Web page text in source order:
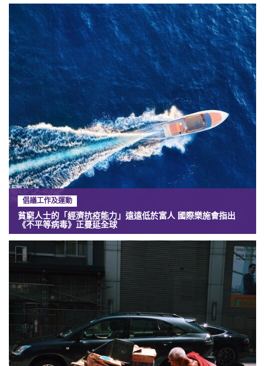
倡議工作及運動
貧窮人士的「經濟抗疫能力」遠遠低於富人 國際樂施會指出
《不平等病毒》正蔓延全球